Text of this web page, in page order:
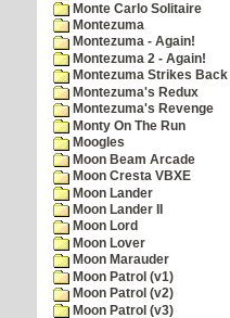
Monte Carlo Solitaire
Montezuma
Montezuma - Again!
Montezuma 2 - Again!
Montezuma Strikes Back
Montezuma's Redux
Montezuma's Revenge
Monty On The Run
Moogles
Moon Beam Arcade
Moon Cresta VBXE
Moon Lander
Moon Lander II
Moon Lord
Moon Lover
Moon Marauder
Moon Patrol (v1)
Moon Patrol (v2)
Moon Patrol (v3)